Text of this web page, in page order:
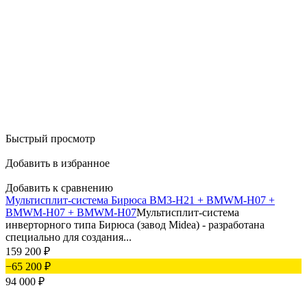
Быстрый просмотр
Добавить в избранное
Добавить к сравнению
Мультисплит-система Бирюса BM3-H21 + BMWM-H07 +
BMWM-H07 + BMWM-H07Мультисплит-система
инверторного типа Бирюса (завод Midea) - разработана
специально для создания...
159 200 ₽
−65 200 ₽
94 000 ₽